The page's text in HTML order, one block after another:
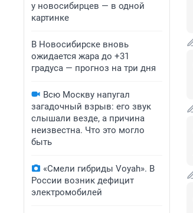
у новосибирцев — в одной
картинке
В Новосибирске вновь
ожидается жара до +31
градуса — прогноз на три дня
Всю Москву напугал
загадочный взрыв: его звук
слышали везде, а причина
неизвестна. Что это могло
быть
«Смели гибриды Voyah». В
России возник дефицит
электромобилей